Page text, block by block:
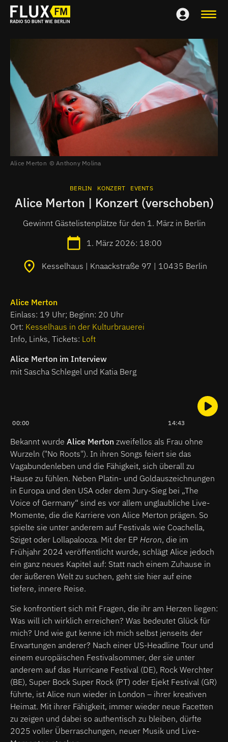
Alice Merton Anthony Molina
BERLIN KONZERT EVENTS
Alice Merton | Konzert (verschoben)
Gewinnt Gästelistenplätze für den 1. März in Berlin
1. März 2026: 18:00
Kesselhaus | Knaackstraße 97 | 10435 Berlin
Alice Merton
Einlass: 19 Uhr; Beginn: 20 Uhr
Ort: Kesselhaus in der Kulturbrauerei
Info, Links, Tickets: Loft
Alice Merton im Interview
mit Sascha Schlegel und Katia Berg
00:00 14:43
Bekannt wurde Alice Merton zweifellos als Frau ohne
Wurzeln ("No Roots"). In ihren Songs feiert sie das
Vagabundenleben und die Fähigkeit, sich überall zu
Hause zu fühlen. Neben Platin- und Goldauszeichnungen
in Europa und den USA oder dem Jury-Sieg bei „The
Voice of Germany“ sind es vor allem unglaubliche Live-
Momente, die die Karriere von Alice Merton prägen. So
spielte sie unter anderem auf Festivals wie Coachella,
Sziget oder Lollapalooza. Mit der EP Heron, die im
Frühjahr 2024 veröffentlicht wurde, schlägt Alice jedoch
ein ganz neues Kapitel auf: Statt nach einem Zuhause in
der äußeren Welt zu suchen, geht sie hier auf eine
tiefere, innere Reise.
Sie konfrontiert sich mit Fragen, die ihr am Herzen liegen:
Was will ich wirklich erreichen? Was bedeutet Glück für
mich? Und wie gut kenne ich mich selbst jenseits der
Erwartungen anderer? Nach einer US-Headline Tour und
einem europäischen Festivalsommer, der sie unter
anderem auf das Hurricane Festival (DE), Rock Werchter
(BE), Super Bock Super Rock (PT) oder Ejekt Festival (GR)
führte, ist Alice nun wieder in London – ihrer kreativen
Heimat. Mit ihrer Fähigkeit, immer wieder neue Facetten
zu zeigen und dabei so authentisch zu bleiben, dürfte
2025 voller Überraschungen, neuer Musik und Live-